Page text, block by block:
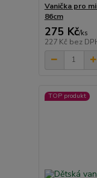
Vanička pro
86cm
275 Kč/ks
227 Kč bez
TOP produkt